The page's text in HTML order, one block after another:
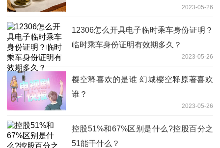
2023-05-26
12306怎么开具电子临时乘车身份证明？
临时乘车身份证明有效期多久？
2023-05-26
樱空释喜欢的是谁 幻城​樱空释原著喜欢
谁？
2023-05-26
控股51%和67%区别是什么?控股百分之
51能干什么？